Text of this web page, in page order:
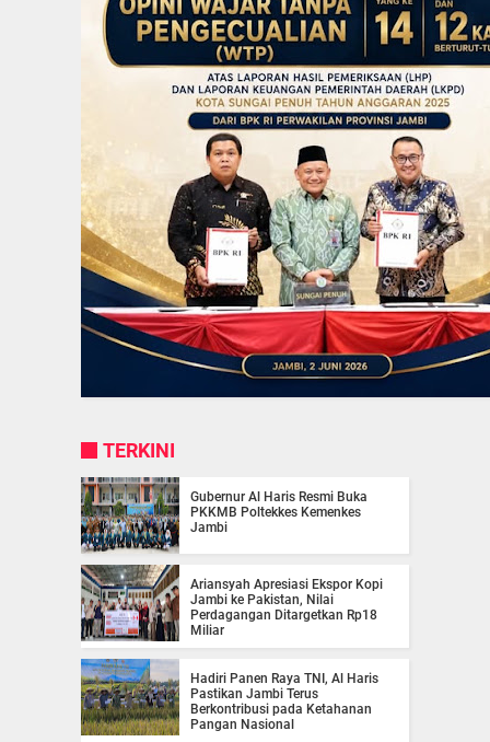
TERKINI
Gubernur Al Haris Resmi Buka
PKKMB Poltekkes Kemenkes
Jambi
Ariansyah Apresiasi Ekspor Kopi
Jambi ke Pakistan, Nilai
Perdagangan Ditargetkan Rp18
Miliar
Hadiri Panen Raya TNI, Al Haris
Pastikan Jambi Terus
Berkontribusi pada Ketahanan
Pangan Nasional